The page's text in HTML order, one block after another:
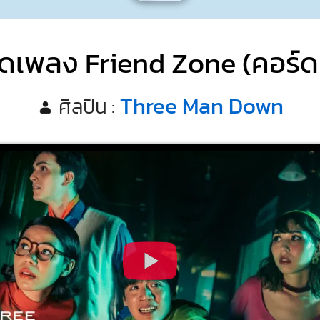
เพลง Friend Zone (คอร์
ศิลปิน :Three Man Down